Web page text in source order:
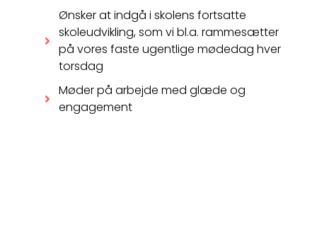
Ønsker at indgå i skolens fortsatte
skoleudvikling, som vi bl.a. rammesætter
på vores faste ugentlige mødedag hver
torsdag
Møder på arbejde med glæde og
engagement